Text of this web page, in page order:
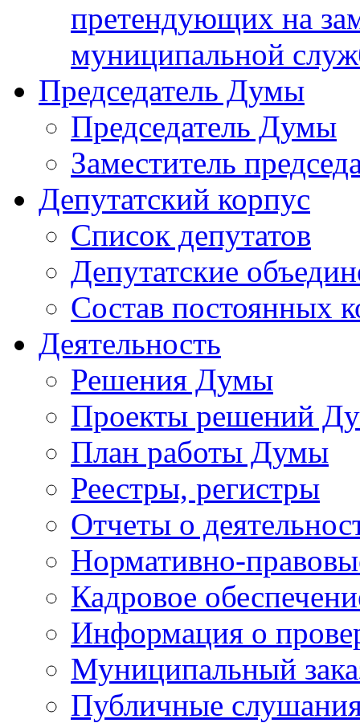
претендующих на
муниципальной
Председатель Думы
Председатель Думы
Заместитель
Депутатский корпус
Список депутатов
Депутатские
Состав постоянных
Деятельность
Решения Думы
Проекты решений
План работы Думы
Реестры, регистры
Отчеты о
Нормативно-
Кадровое
Информация о
Муниципальный
Публичные